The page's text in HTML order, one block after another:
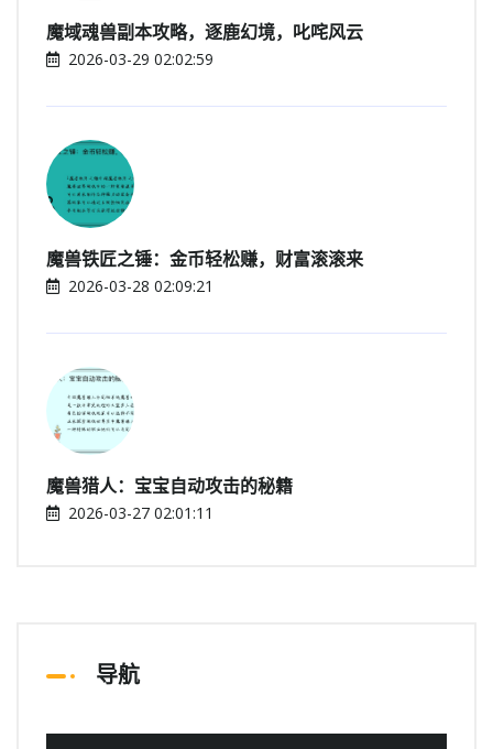
魔域魂兽副本攻略，逐鹿幻境，叱咤风云
2026-03-29 02:02:59
魔兽铁匠之锤：金币轻松赚，财富滚滚来
2026-03-28 02:09:21
魔兽猎人：宝宝自动攻击的秘籍
2026-03-27 02:01:11
导航